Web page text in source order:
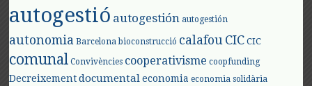
autogestió autogestión autogestión
autonomia Barcelona bioconstrucció calafouCIC CIC
comunal Convivències cooperativisme coopfunding
Decreixement documental economia economia solidària